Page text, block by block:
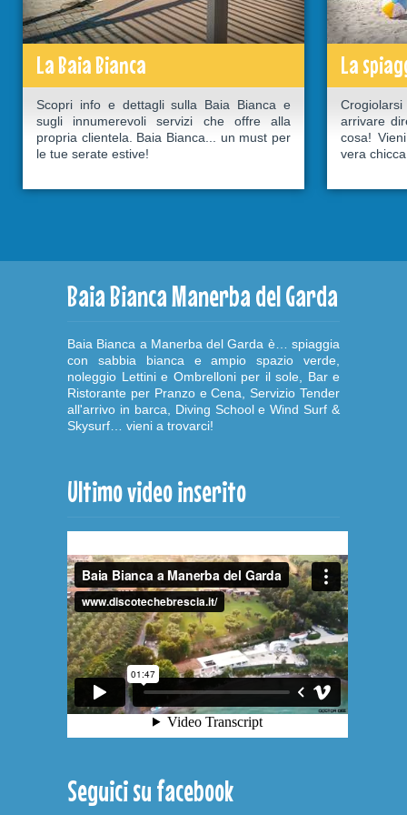
La Baia Bianca
Scopri info e dettagli sulla Baia Bianca e
sugli innumerevoli servizi che offre alla
propria clientela. Baia Bianca... un must per
le tue serate estive!
La
arrivare
cosa!
vera
Baia Bianca Manerba del Garda
Baia Bianca a Manerba del Garda è… spiaggia
con sabbia bianca e ampio spazio verde,
noleggio Lettini e Ombrelloni per il sole, Bar e
Ristorante per Pranzo e Cena, Servizio Tender
all'arrivo in barca, Diving School e Wind Surf &
Skysurf… vieni a trovarci!
Ultimo video inserito
Seguici su facebook